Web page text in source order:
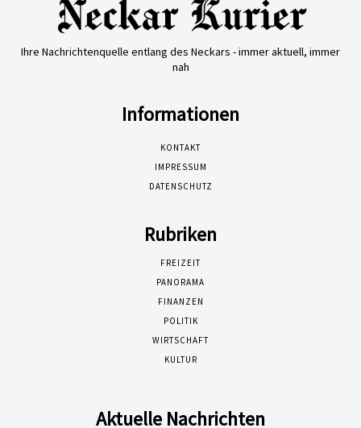
Ihre Nachrichtenquelle entlang des Neckars - immer aktuell, immer
nah
Informationen
KONTAKT
IMPRESSUM
DATENSCHUTZ
Rubriken
FREIZEIT
PANORAMA
FINANZEN
POLITIK
WIRTSCHAFT
KULTUR
Aktuelle Nachrichten